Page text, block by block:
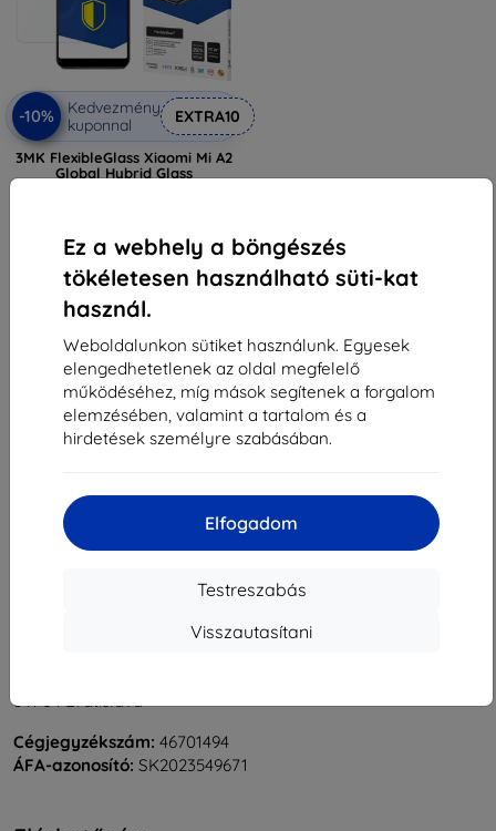
Ez a webhely a böngészés
tökéletesen használható süti-kat
használ.
Weboldalunkon sütiket használunk. Egyesek
elengedhetetlenek az oldal megfelelő
működéséhez, míg mások segítenek a forgalom
elemzésében, valamint a tartalom és a
hirdetések személyre szabásában.
Elfogadom
Testreszabás
Visszautasítani
-10%
Kedvezmény
kuponnal
EXTRA10
3MK FlexibleGlass Xiaomi Mi A2
Global Hybrid Glass
3 230 Ft
Raktáron > 5 darab
Összes találat5
841 04 Bratislava
Cégjegyzékszám: 46701494
ÁFA-azonosító: SK2023549671